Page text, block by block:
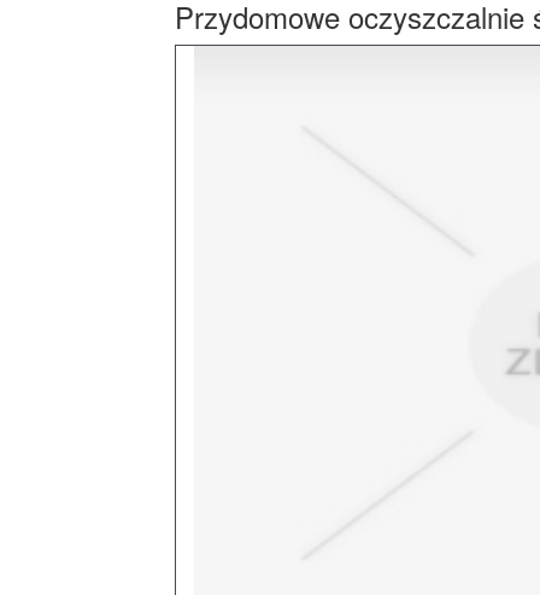
Przydomowe oczyszczalnie